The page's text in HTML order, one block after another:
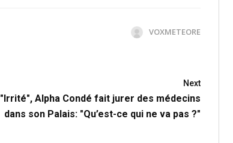
VOXMETEORE
Next
"Irrité", Alpha Condé fait jurer des médecins
dans son Palais: "Qu’est-ce qui ne va pas ?"